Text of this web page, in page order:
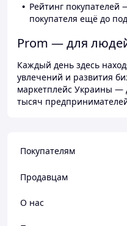
Рейтинг
покупателя ещё до
Prom — для
Каждый день здесь
увлечений и развития
маркетплейс Украины —
тысяч
Покупателям
Продавцам
О нас